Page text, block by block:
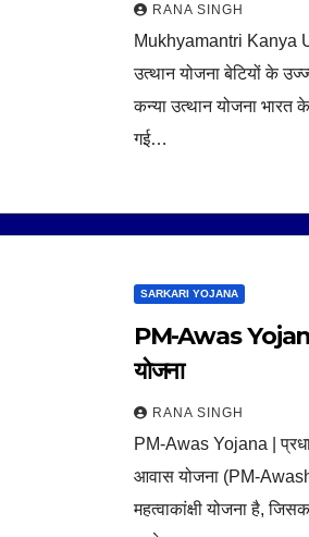
RANA SINGH
Mukhyamantri Kanya
उत्थान योजना बेटियों के
कन्या उत्थान योजना भारत के
गई…
SARKARI YOJANA
PM-Awas
योजना
RANA SINGH
PM-Awas Yojana |
आवास योजना (PM-
महत्वाकांक्षी योजना है,